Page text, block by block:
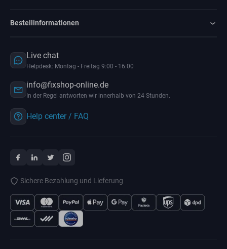
Bestellinformationen
Live chat
Helpdesk: Montag - Freitag 9:00 - 16:00
info@fixshop-online.de
In der Regel antworten wir innerhalb von 24 Stunden.
Help center / FAQ
Sichere Bezahlung und Lieferung